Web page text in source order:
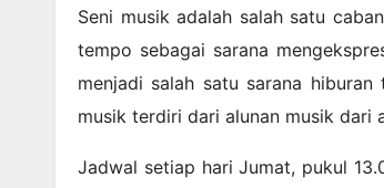
Seni musik adalah salah satu
tempo sebagai sarana
menjadi salah satu sarana
musik terdiri dari alunan musik dari
Jadwal setiap hari Jumat, pukul